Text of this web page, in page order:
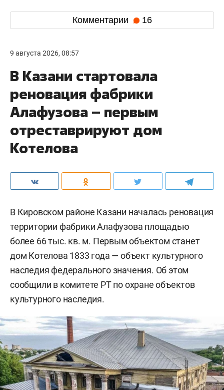
Комментарии 16
9 августа 2026, 08:57
В Казани стартовала
реновация фабрики
Алафузова – первым
отреставрируют дом
Котелова
В Кировском районе Казани началась реновация
территории фабрики Алафузова площадью
более 66 тыс. кв. м. Первым объектом станет
дом Котелова 1833 года — объект культурного
наследия федерального значения. Об этом
сообщили в комитете РТ по охране объектов
культурного наследия.